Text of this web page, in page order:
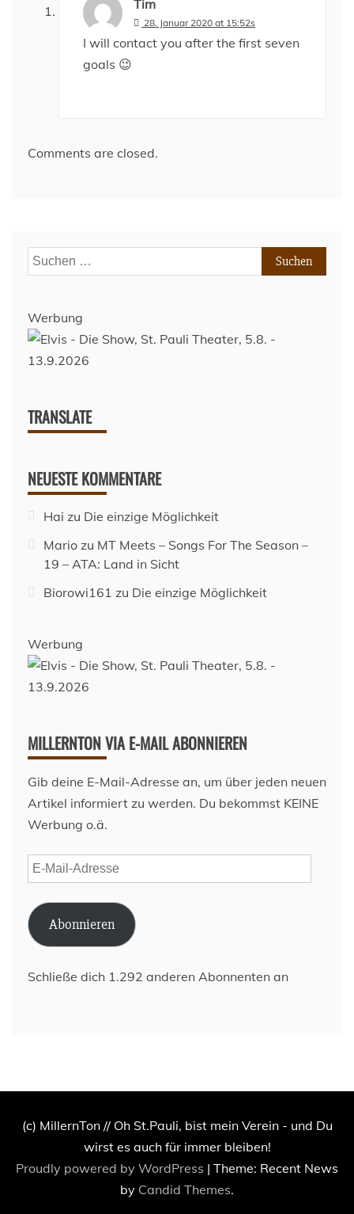
Tim
28. Januar 2020 at 15:52s
I will contact you after the first seven
goals 😉
Comments are closed.
Suchen
nach:
Werbung
TRANSLATE
NEUESTE KOMMENTARE
Hai zu Die einzige Möglichkeit
Mario zu MT Meets – Songs For The Season –
19 – ATA: Land in Sicht
Biorowi161 zu Die einzige Möglichkeit
Werbung
MILLERNTON VIA E-MAIL ABONNIEREN
Gib deine E-Mail-Adresse an, um über jeden neuen
Artikel informiert zu werden. Du bekommst KEINE
Werbung o.ä.
E-
Mail-
Adresse
Abonnieren
Schließe dich 1.292 anderen Abonnenten an
(c) MillernTon // Oh St.Pauli, bist mein Verein - und Du
wirst es auch für immer bleiben!
Proudly powered by WordPress | Theme: Recent News
by Candid Themes.